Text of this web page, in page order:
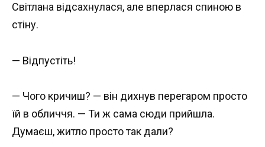
Світлана відсахнулася, але вперлася спиною в
стіну.
— Відпустіть!
— Чого кричиш? — він дихнув перегаром просто
їй в обличчя. — Ти ж сама сюди прийшла.
Думаєш, житло просто так дали?